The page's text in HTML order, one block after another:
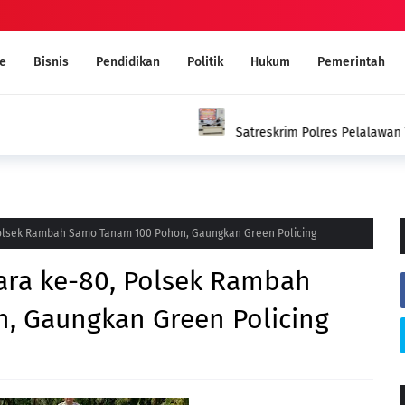
Bisnis Pendidikan Politik Hukum Pemerintah
Sekda Pelalawan Buka
Rambah Samo Tanam 100 Pohon, Gaungkan Green Policing
ke-80, Polsek Rambah
Gaungkan Green Policing